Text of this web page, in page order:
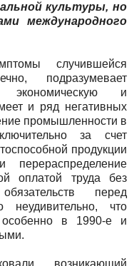
культуры, но
международного
случившейся
подразумевает
экономическую и
и ряд негативных
промышленности в
за счет
продукции
перераспределение
оплатой труда без
перед
что
особенно в 1990-е и